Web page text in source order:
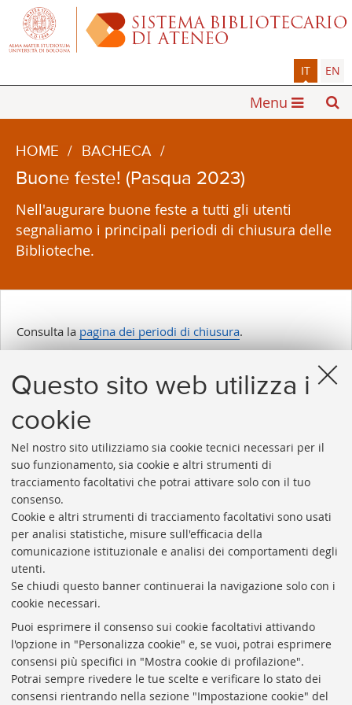
Questo sito web utilizza i
cookie
Nel nostro sito utilizziamo sia cookie tecnici necessari per il
suo funzionamento, sia cookie e altri strumenti di
tracciamento facoltativi che potrai attivare solo con il tuo
consenso.
Cookie e altri strumenti di tracciamento facoltativi sono usati
per analisi statistiche, misure sull'efficacia della
comunicazione istituzionale e analisi dei comportamenti degli
utenti.
Se chiudi questo banner continuerai la navigazione solo con i
cookie necessari.
Puoi esprimere il consenso sui cookie facoltativi attivando
l'opzione in "Personalizza cookie" e, se vuoi, potrai esprimere
consensi più specifici in "Mostra cookie di profilazione".
Potrai sempre rivedere le tue scelte e verificare lo stato dei
consensi rientrando nella sezione "Impostazione cookie" del
IT EN
Menu
HOME / BACHECA /
Buone feste! (Pasqua 2023)
Nell'augurare buone feste a tutti gli utenti
segnaliamo i principali periodi di chiusura delle
Biblioteche.
Consulta la pagina dei periodi di chiusura.
Inserito il 03/04/2023
Rubrica di Ateneo
Rss
Statistiche
Biblioteche di Ateneo
Sale studio
Carta dei servizi